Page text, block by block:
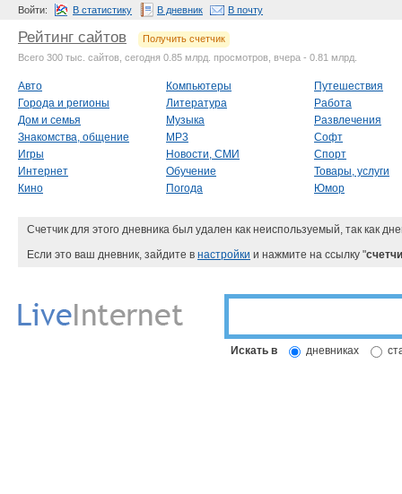
Войти: В статистику В дневник В почту
Рейтинг сайтов
Получить счетчик
Всего 300 тыс. сайтов, сегодня 0.85 млрд. просмотров, вчера - 0.81 млрд.
Авто
Города и регионы
Дом и семья
Знакомства, общение
Игры
Интернет
Кино
Компьютеры
Литература
Музыка
MP3
Новости, СМИ
Обучение
Погода
Путешествия
Работа
Развлечения
Софт
Спорт
Товары, услуги
Юмор
Счетчик для этого дневника был удален как неиспользуемый, так как
Если это ваш дневник, зайдите в настройки и нажмите на ссылку "
Искать в дневниках